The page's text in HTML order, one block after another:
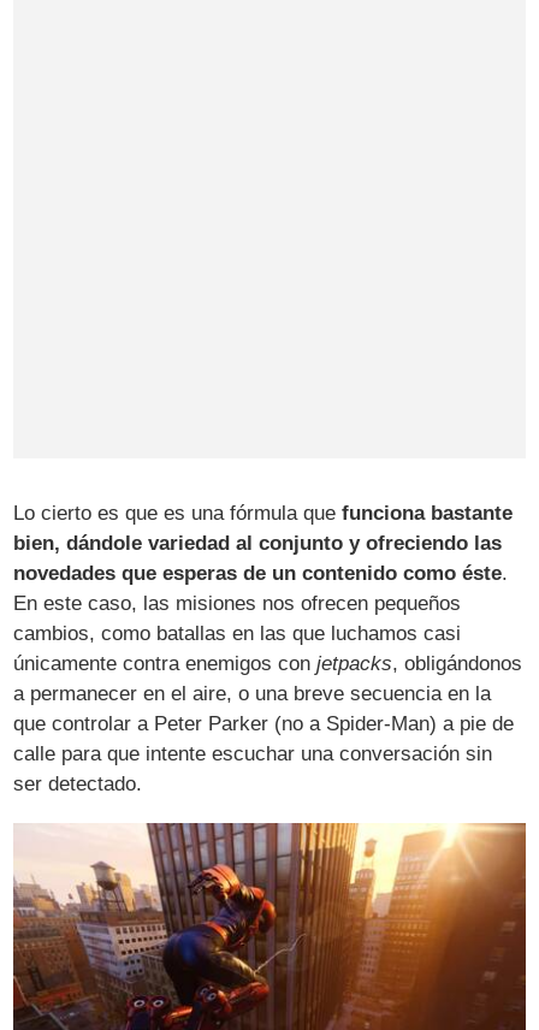
Lo cierto es que es una fórmula quefunciona bastante
bien, dándole variedad al conjunto y ofreciendo las
novedades que esperas de un contenido como éste.
En este caso, las misiones nos ofrecen pequeños
cambios, como batallas en las que luchamos casi
únicamente contra enemigos conjetpacks, obligándonos
a permanecer en el aire, o una breve secuencia en la
que controlar a Peter Parker (no a Spider-Man) a pie de
calle para que intente escuchar una conversación sin
ser detectado.